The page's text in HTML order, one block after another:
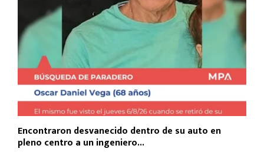
Encontraron desvanecido dentro de su auto en
pleno centro a un ingeniero...